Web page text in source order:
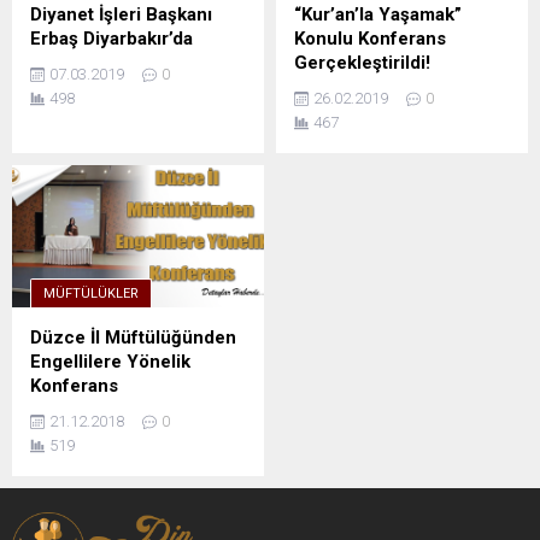
Diyanet İşleri Başkanı
Erbaş Diyarbakır’da
07.03.2019
0
498
“Kur’an’la Yaşamak”
Konulu Konferans
Gerçekleştirildi!
26.02.2019
0
467
MÜFTÜLÜKLER
Düzce İl Müftülüğünden
Engellilere Yönelik
Konferans
21.12.2018
0
519